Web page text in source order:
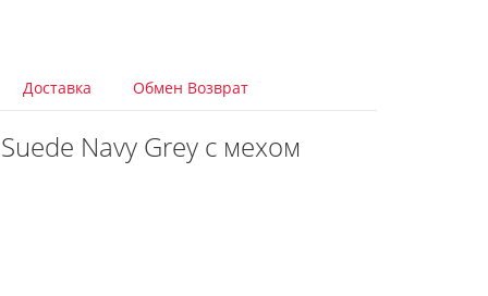
Доставка Обмен Возврат
Navy Grey с мехом